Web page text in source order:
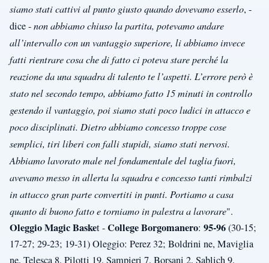
siamo stati cattivi al punto giusto quando dovevamo esserlo, -
dice -non abbiamo chiuso la partita, potevamo andare
all’intervallo con un vantaggio superiore, li abbiamo invece
fatti rientrare cosa che di fatto ci poteva stare perché la
reazione da una squadra di talento te l’aspetti. L’errore però è
stato nel secondo tempo, abbiamo fatto 15 minuti in controllo
gestendo il vantaggio, poi siamo stati poco ludici in attacco e
poco disciplinati. Dietro abbiamo concesso troppe cose
semplici, tiri liberi con falli stupidi, siamo stati nervosi.
Abbiamo lavorato male nel fondamentale del taglia fuori,
avevamo messo in allerta la squadra e concesso tanti rimbalzi
in attacco gran parte convertiti in punti. Portiamo a casa
quanto di buono fatto e torniamo in palestra a lavorare".
Oleggio Magic Basket -College Borgomanero: 95-96(30-15;
17-27; 29-23; 19-31) Oleggio: Perez 32; Boldrini ne, Maviglia
ne, Telesca 8, Pilotti 19, Sampieri 7, Borsani 2, Sablich 9,